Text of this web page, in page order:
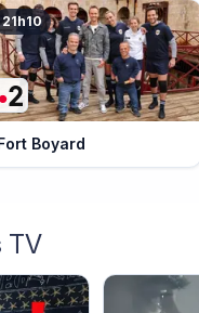
21h10
Boyard
TV